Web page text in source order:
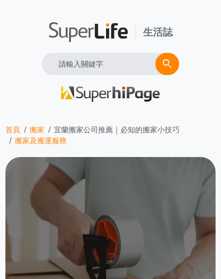
生活誌
Search search
首頁 搬家
宜蘭搬家公司推薦｜必知的搬家小技巧
搬家及搬運服務